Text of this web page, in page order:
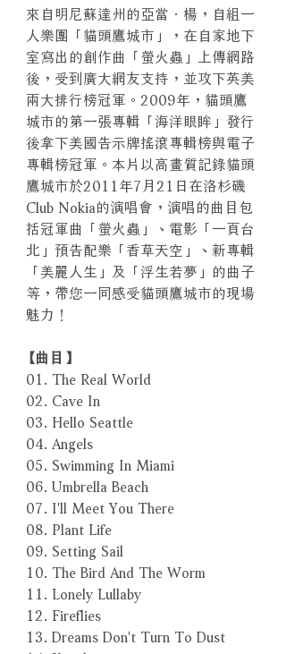
來自明尼蘇達州的亞當．楊，自組一
人樂團「貓頭鷹城市」，在自家地下
室寫出的創作曲「螢火蟲」上傳網路
後，受到廣大網友支持，並攻下英美
兩大排行榜冠軍。2009年，貓頭鷹
城市的第一張專輯「海洋眼眸」發行
後拿下美國告示牌搖滾專輯榜與電子
專輯榜冠軍。本片以高畫質記錄貓頭
鷹城市於2011年7月21日在洛杉磯
Club Nokia的演唱會，演唱的曲目包
括冠軍曲「螢火蟲」、電影「一頁台
北」預告配樂「香草天空」、新專輯
「美麗人生」及「浮生若夢」的曲子
等，帶您一同感受貓頭鷹城市的現場
魅力！
【曲目】
01. The Real World
02. Cave In
03. Hello Seattle
04. Angels
05. Swimming In Miami
06. Umbrella Beach
07. I'll Meet You There
08. Plant Life
09. Setting Sail
10. The Bird And The Worm
11. Lonely Lullaby
12. Fireflies
13. Dreams Don't Turn To Dust